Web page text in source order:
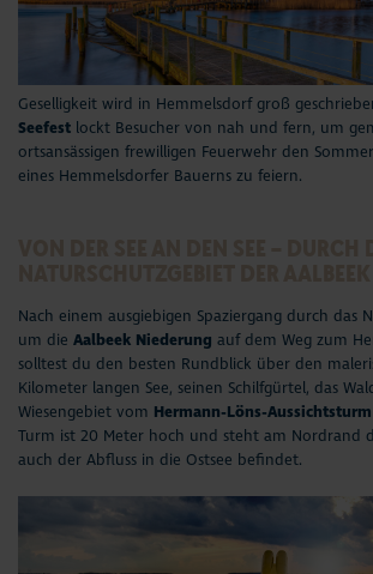
Geselligkeit wird in Hemmelsdorf groß
Seefest lockt Besucher von nah und fern, um
ortsansässigen frewilligen Feuerwehr den
eines Hemmelsdorfer Bauerns zu feiern.
Nach einem ausgiebigen Spaziergang durch das
um die Aalbeek Niederung auf dem Weg zum
solltest du den besten Rundblick über den
Kilometer langen See, seinen Schilfgürtel, das
Wiesengebiet vom Hermann-Löns-Aussichtsturm
Turm ist 20 Meter hoch und steht am Nordrand
auch der Abfluss in die Ostsee befindet.